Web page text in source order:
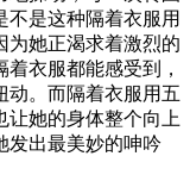
不是这种隔着衣服用
为她正渴求着激烈的
衣服都能感受到，
动。而隔着衣服用五
让她的身体整个向上
发出最美妙的呻吟